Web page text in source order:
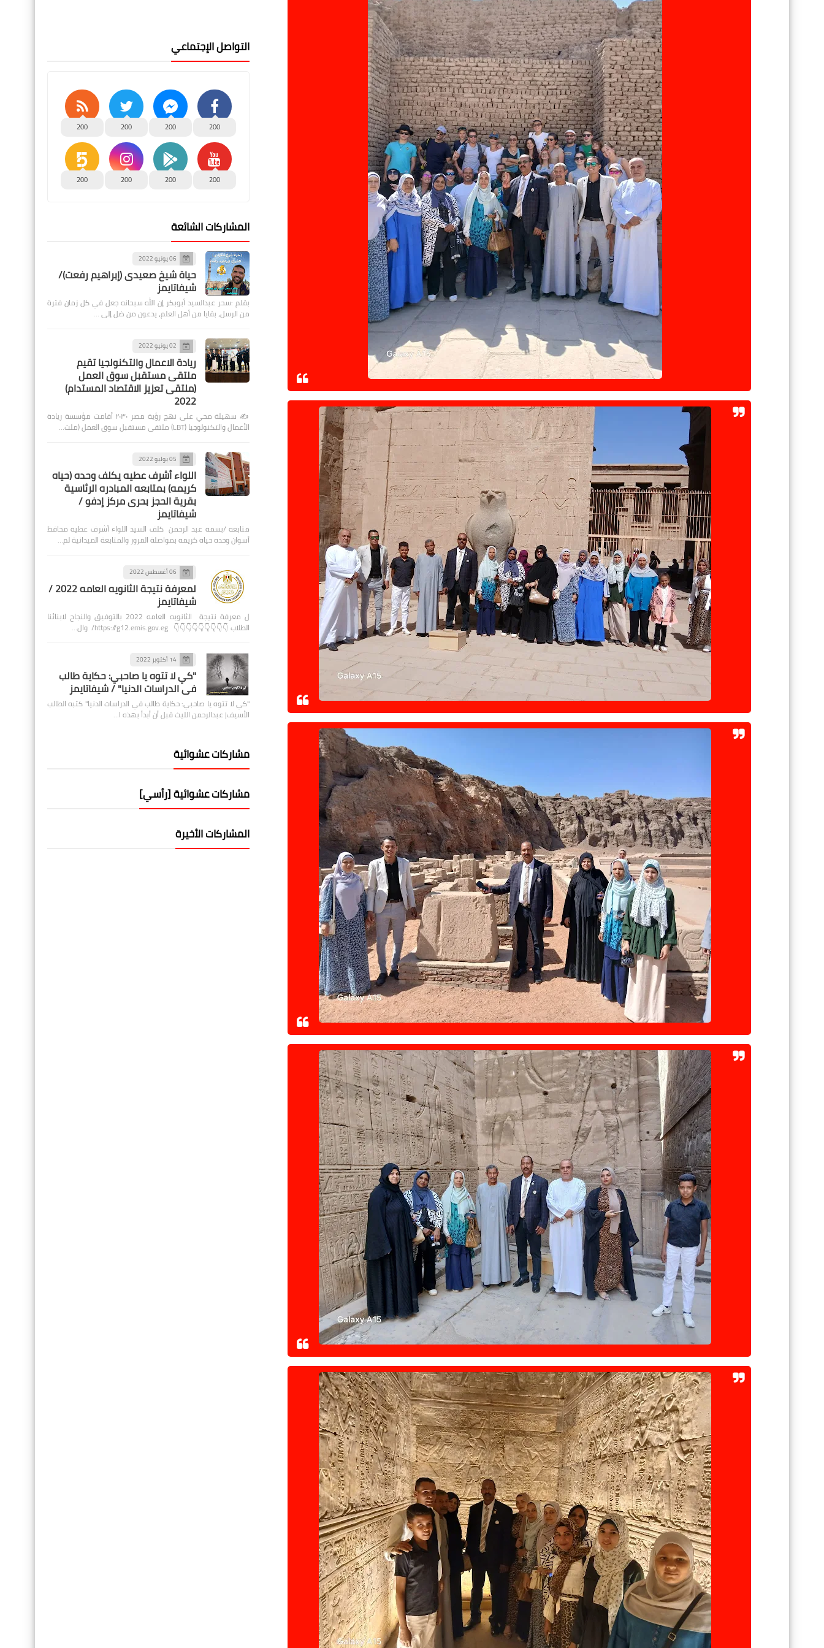
التواصل الإجتماعي
200
200
200
200
200
200
200
200
المشاركات الشائعة
06 يونيو 2022
حياة شيخ صعيدى (إبراهيم رفعت)/
شيفاتايمز
بقلم :سحر عبدالسيد أبوبكر إن الله سبحانه جعل في كل زمان فترة
من الرسل، بقايا من أهل العلم، يدعون من ضل إلى …
02 يونيو 2022
ريادة الاعمال والتكنولجيا تقيم
ملتقى مستقبل سوق العمل
(ملتقى تعزيز الاقتصاد المستدام)
2022
✍️ سهيلة محي على نهج رؤية مصر ٢٠٣٠ أقامت مؤسسة ريادة
الأعمال والتكنولوجيا (LBT) ملتقى مستقبل سوق العمل (ملت…
05 يوليو 2022
اللواء أشرف عطيه يكلف وحده (حياه
كريمه) بمتابعه المبادره الرئاسية
بقرية الحجز بحرى مركز إدفو /
شيفاتايمز
متابعه /بسمه عبد الرحمن كلف السيد اللواء أشرف عطيه محافظ
أسوان وحده حياه كريمه بمواصلة المرور والمتابعة الميدانية لم…
06 أغسطس 2022
لمعرفة نتيجة الثانويه العامه 2022 /
شيفاتايمز
ل معرفة نتيجة الثانويه العامه 2022 بالتوفيق والنجاح لابنائنا
الطلاب 👇👇👇👇👇👇👇👇👇 https://g12.emis.gov.eg/ وال…
14 أكتوبر 2022
"كي لا تتوه يا صاحبي: حكاية طالب
في الدراسات الدنيا" / شيفاتايمز
"كي لا تتوه يا صاحبي: حكاية طالب في الدراسات الدنيا" كتبه الطالب
الأسيف| عبدالرحمن الليث قبل أن أبدأ بهذه ا…
مشاركات عشوائية
مشاركات عشوائية [رأسي]
المشاركات الأخيرة